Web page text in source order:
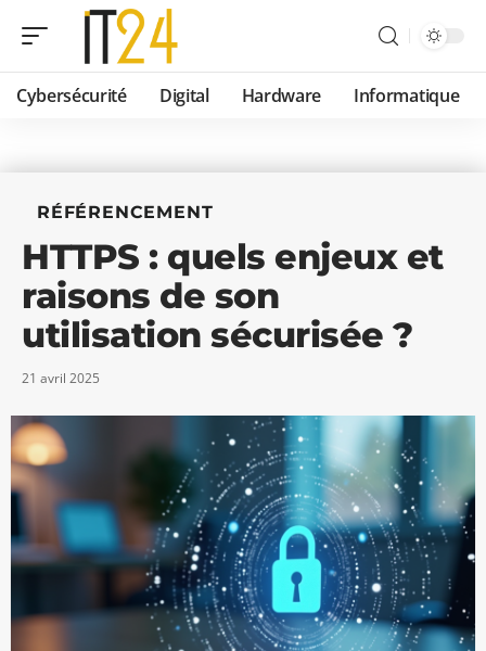
Cybersécurité Digital Hardware Informatique
RÉFÉRENCEMENT
HTTPS : quels enjeux et
raisons de son
utilisation sécurisée ?
21 avril 2025